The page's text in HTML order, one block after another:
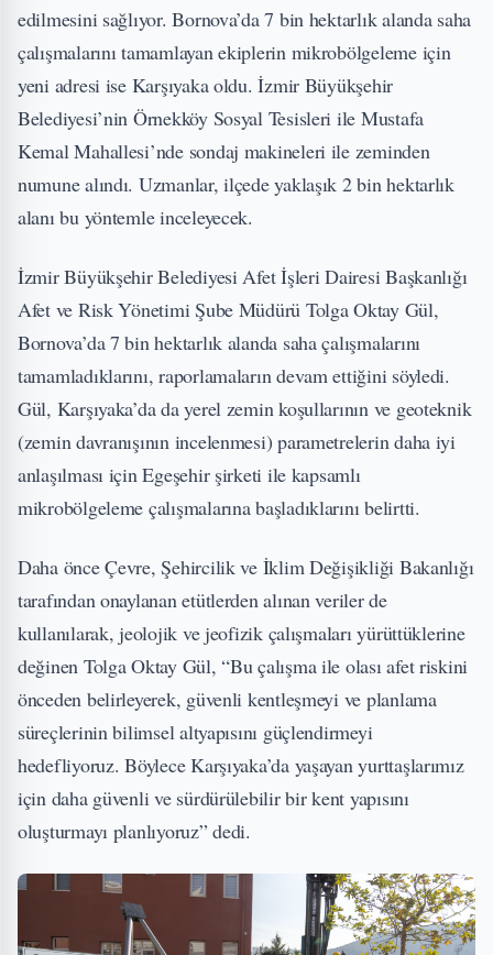
edilmesini sağlıyor. Bornova’da 7 bin hektarlık alanda saha
çalışmalarını tamamlayan ekiplerin mikrobölgeleme için
yeni adresi ise Karşıyaka oldu. İzmir Büyükşehir
Belediyesi’nin Örnekköy Sosyal Tesisleri ile Mustafa
Kemal Mahallesi’nde sondaj makineleri ile zeminden
numune alındı. Uzmanlar, ilçede yaklaşık 2 bin hektarlık
alanı bu yöntemle inceleyecek.
İzmir Büyükşehir Belediyesi Afet İşleri Dairesi Başkanlığı
Afet ve Risk Yönetimi Şube Müdürü Tolga Oktay Gül,
Bornova’da 7 bin hektarlık alanda saha çalışmalarını
tamamladıklarını, raporlamaların devam ettiğini söyledi.
Gül, Karşıyaka’da da yerel zemin koşullarının ve geoteknik
(zemin davranışının incelenmesi) parametrelerin daha iyi
anlaşılması için Egeşehir şirketi ile kapsamlı
mikrobölgeleme çalışmalarına başladıklarını belirtti.
Daha önce Çevre, Şehircilik ve İklim Değişikliği Bakanlığı
tarafından onaylanan etütlerden alınan veriler de
kullanılarak, jeolojik ve jeofizik çalışmaları yürüttüklerine
değinen Tolga Oktay Gül, “Bu çalışma ile olası afet riskini
önceden belirleyerek, güvenli kentleşmeyi ve planlama
süreçlerinin bilimsel altyapısını güçlendirmeyi
hedefliyoruz. Böylece Karşıyaka’da yaşayan yurttaşlarımız
için daha güvenli ve sürdürülebilir bir kent yapısını
oluşturmayı planlıyoruz” dedi.